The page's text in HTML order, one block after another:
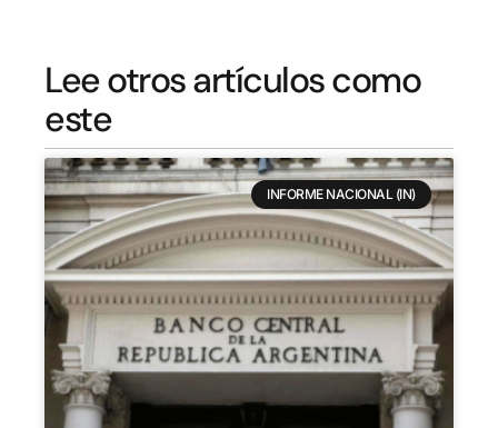
Lee otros artículos como
este
INFORME NACIONAL (IN)